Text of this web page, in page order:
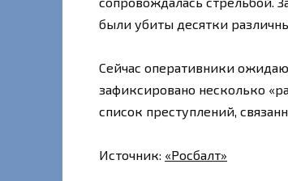
были убиты десятки
Сейчас оперативники
зафиксировано несколько
список преступлений,
Источник: «Росбалт»